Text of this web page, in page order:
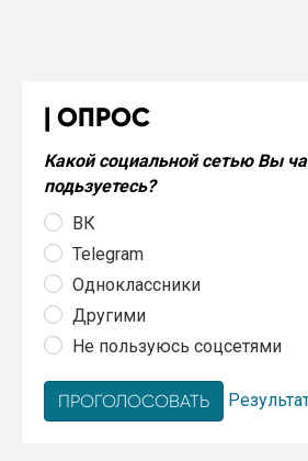
ОПРОС
Какой социальной сетью Вы
подьзуетесь?
ВК
Telegram
Одноклассники
Другими
Не пользуюсь соцсетями